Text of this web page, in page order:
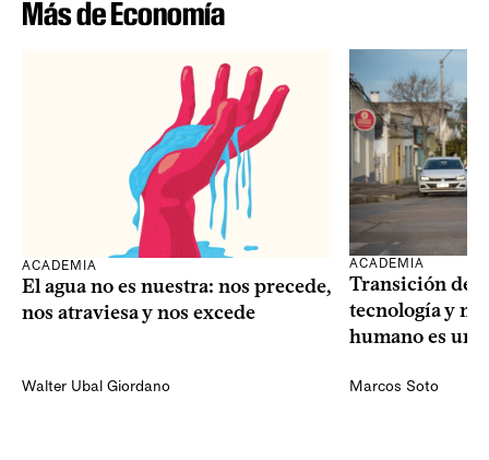
Más de Economía
ACADEMIA
El agua no es nuestra: nos precede,
nos atraviesa y nos excede
Walter Ubal Giordano
ACADEMIA
Transición
tecnología y
humano es
Marcos Soto